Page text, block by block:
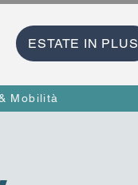
ESTATE IN PLUS
Mobilità